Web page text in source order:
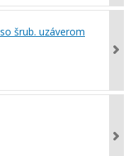
šrub. uzáverom